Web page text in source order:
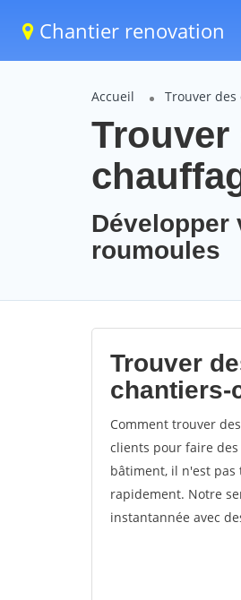
Chantier renovation
Accueil Trouver
Développer
roumoules
Trouver
chantiers-
Comment trouver
clients pour faire
bâtiment, il n'est
rapidement. Notre
instantannée avec